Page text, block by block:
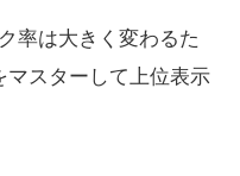
率は大きく変わるた
スターして上位表示